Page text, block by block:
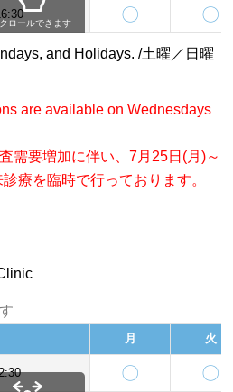
〇 〇
ロールできます
and Holidays. /土曜／日曜
are available on Wednesdays
需要増加に伴い、7月25日(月)～
療を臨時で行っております。
月 火
〇 〇